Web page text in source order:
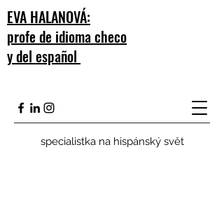
specialistka na hispánský svět
EVA HALANOVÁ:
profe de idioma checo
y del español